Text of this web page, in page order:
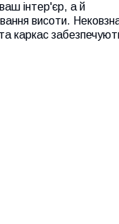
інтер'єр, а й
висоти.
каркас